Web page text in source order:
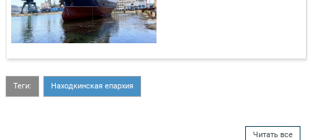
Теги: Находкинская епархия
Читать все